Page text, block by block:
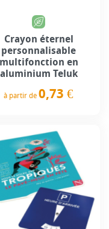
Crayon éternel
personnalisable
multifonction en
aluminium Teluk
à partir de 0,73 €